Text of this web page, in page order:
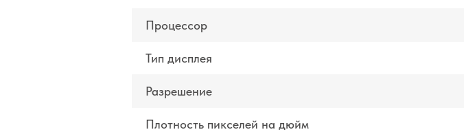
Процессор
Тип дисплея
Разрешение
Плотность пикселей на дюйм